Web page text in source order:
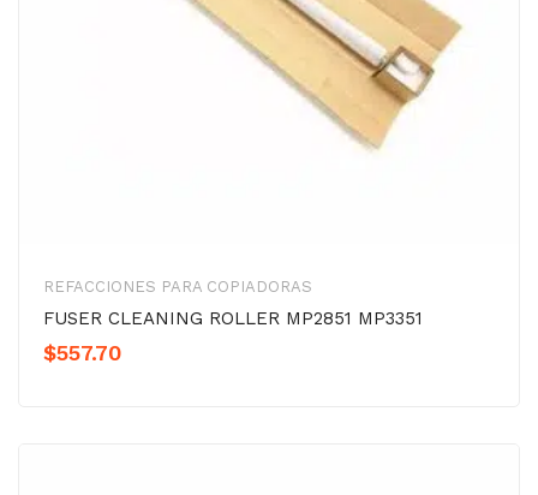
REFACCIONES PARA COPIADORAS
FUSER CLEANING ROLLER MP2851 MP3351
$557.70